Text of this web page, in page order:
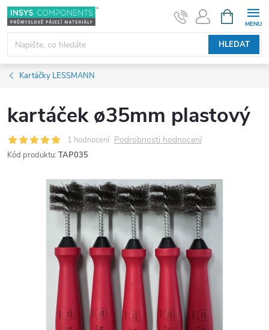
Přejít
na
obsah
HLEDAT
NÁKUPNÍ
KOŠÍK
Kartáčky LESSMANN
kartáček ø35mm plastový
1 hodnocení Podrobnosti hodnocení
Kód produktu: TAP035